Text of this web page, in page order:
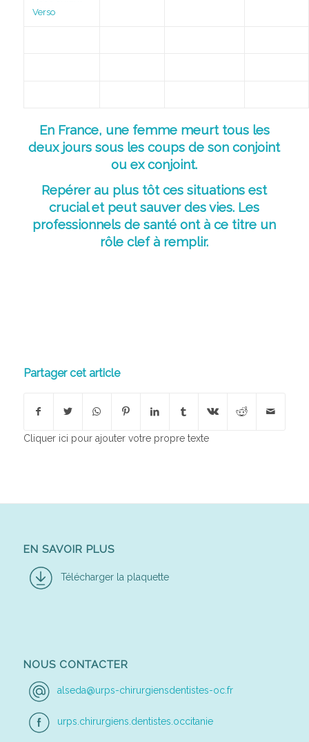
Verso
EnFrance, une femme meurt tous les
deux jours sous les coups de son conjoint
ou ex conjoint.
Repérer au plus tôt ces situations est
crucial et peut sauver des vies. Les
professionnels de santé ont à ce titre un
rôle clef à remplir.
Partager cet article
Cliquer ici pour ajouter votre propre texte
EN SAVOIR PLUS
Télécharger la plaquette
NOUS CONTACTER
alseda@urps-chirurgiensdentistes-oc.fr
urps.chirurgiens.dentistes.occitanie